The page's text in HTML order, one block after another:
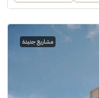
مشاريع جديدة